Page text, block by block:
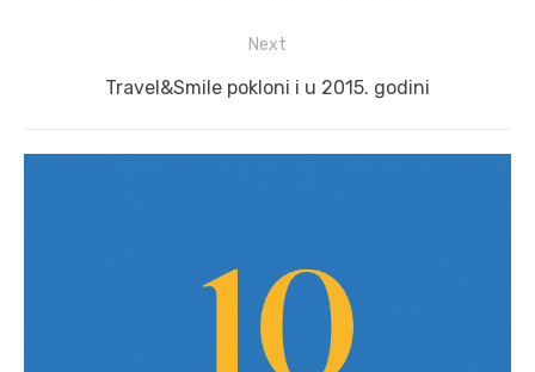
Next
Next
Travel&Smile pokloni i u 2015. godini